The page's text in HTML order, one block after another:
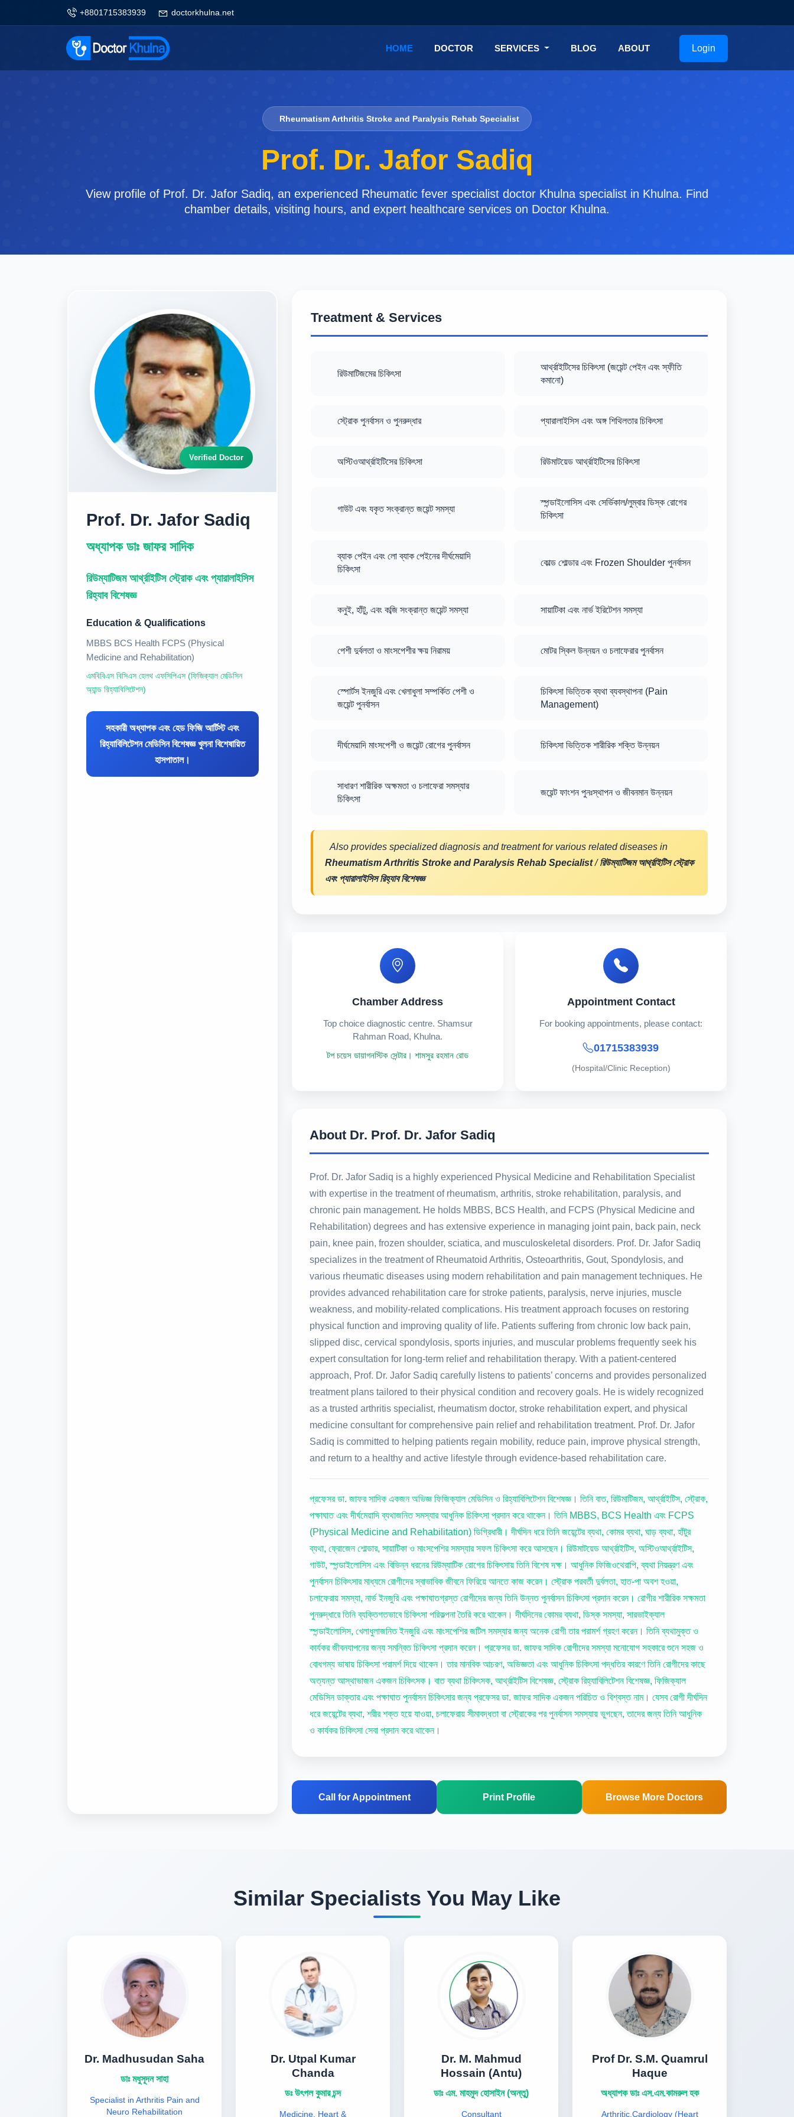
+8801715383939 doctorkhulna.net
HOME DOCTOR SERVICES BLOG ABOUT Login
Rheumatism Arthritis Stroke and Paralysis Rehab Specialist
Prof. Dr. Jafor Sadiq
View profile of Prof. Dr. Jafor Sadiq, an experienced Rheumatic fever specialist doctor Khulna specialist in Khulna. Find
chamber details, visiting hours, and expert healthcare services on Doctor Khulna.
Verified Doctor
Prof. Dr. Jafor Sadiq
অধ্যাপক ডাঃ জাফর সাদিক
রিউম্যাটিজম আর্থ্রাইটিস স্ট্রোক এবং প্যারালাইসিস
রিহ্যাব বিশেষজ্ঞ
Education & Qualifications
MBBS BCS Health FCPS (Physical
Medicine and Rehabilitation)
এমবিবিএস বিসিএস হেলথ এফসিপিএস (ফিজিক্যাল মেডিসিন
অ্যান্ড রিহ্যাবিলিটেশন)
সহকারী অধ্যাপক এবং হেড ফিজি আর্টিস্ট এবং
রিহ্যাবিলিটেশন মেডিসিন বিশেষজ্ঞ খুলনা বিশেষায়িত
হাসপাতাল।
Treatment & Services
রিউমাটিজমের চিকিৎসা
আর্থ্রাইটিসের চিকিৎসা (জয়েন্ট পেইন এবং স্ফীতি
কমানো)
স্ট্রোক পুনর্বাসন ও পুনরুদ্ধার প্যারালাইসিস এবং অঙ্গ শিথিলতার চিকিৎসা
অস্টিওআর্থ্রাইটিসের চিকিৎসা রিউমাটয়েড আর্থ্রাইটিসের চিকিৎসা
গাউট এবং যকৃত সংক্রান্ত জয়েন্ট সমস্যা
স্পন্ডাইলোসিস এবং সের্ভিকাল/লুম্বার ডিস্ক রোগের
চিকিৎসা
ব্যাক পেইন এবং লো ব্যাক পেইনের দীর্ঘমেয়াদি
চিকিৎসা
কোল্ড শোল্ডার এবং Frozen Shoulder পুনর্বাসন
কনুই, হাঁটু, এবং কব্জি সংক্রান্ত জয়েন্ট সমস্যা সায়াটিকা এবং নার্ভ ইরিটেশন সমস্যা
পেশী দুর্বলতা ও মাংসপেশীর ক্ষয় নিরাময় মোটর স্কিল উন্নয়ন ও চলাফেরার পুনর্বাসন
স্পোর্টস ইনজুরি এবং খেলাধুলা সম্পর্কিত পেশী ও
জয়েন্ট পুনর্বাসন
চিকিৎসা ভিত্তিক ব্যথা ব্যবস্থাপনা (Pain
Management)
দীর্ঘমেয়াদি মাংসপেশী ও জয়েন্ট রোগের পুনর্বাসন চিকিৎসা ভিত্তিক শারীরিক শক্তি উন্নয়ন
সাধারণ শারীরিক অক্ষমতা ও চলাফেরা সমস্যার
চিকিৎসা
জয়েন্ট ফাংশন পুনঃস্থাপন ও জীবনমান উন্নয়ন
Also provides specialized diagnosis and treatment for various related diseases in
Rheumatism Arthritis Stroke and Paralysis Rehab Specialist/রিউম্যাটিজম আর্থ্রাইটিস স্ট্রোক
এবং প্যারালাইসিস রিহ্যাব বিশেষজ্ঞ
Chamber Address
Top choice diagnostic centre. Shamsur
Rahman Road, Khulna.
টপ চয়েস ডায়াগনস্টিক সেন্টার। শামসুর রহমান রোড
Appointment Contact
For booking appointments, please contact:
01715383939
(Hospital/Clinic Reception)
About Dr. Prof. Dr. Jafor Sadiq
Prof. Dr. Jafor Sadiq is a highly experienced Physical Medicine and Rehabilitation Specialist
with expertise in the treatment of rheumatism, arthritis, stroke rehabilitation, paralysis, and
chronic pain management. He holds MBBS, BCS Health, and FCPS (Physical Medicine and
Rehabilitation) degrees and has extensive experience in managing joint pain, back pain, neck
pain, knee pain, frozen shoulder, sciatica, and musculoskeletal disorders. Prof. Dr. Jafor Sadiq
specializes in the treatment of Rheumatoid Arthritis, Osteoarthritis, Gout, Spondylosis, and
various rheumatic diseases using modern rehabilitation and pain management techniques. He
provides advanced rehabilitation care for stroke patients, paralysis, nerve injuries, muscle
weakness, and mobility-related complications. His treatment approach focuses on restoring
physical function and improving quality of life. Patients suffering from chronic low back pain,
slipped disc, cervical spondylosis, sports injuries, and muscular problems frequently seek his
expert consultation for long-term relief and rehabilitation therapy. With a patient-centered
approach, Prof. Dr. Jafor Sadiq carefully listens to patients’ concerns and provides personalized
treatment plans tailored to their physical condition and recovery goals. He is widely recognized
as a trusted arthritis specialist, rheumatism doctor, stroke rehabilitation expert, and physical
medicine consultant for comprehensive pain relief and rehabilitation treatment. Prof. Dr. Jafor
Sadiq is committed to helping patients regain mobility, reduce pain, improve physical strength,
and return to a healthy and active lifestyle through evidence-based rehabilitation care.
প্রফেসর ডা. জাফর সাদিক একজন অভিজ্ঞ ফিজিক্যাল মেডিসিন ও রিহ্যাবিলিটেশন বিশেষজ্ঞ। তিনি বাত, রিউমাটিজম, আর্থ্রাইটিস, স্ট্রোক,
পক্ষাঘাত এবং দীর্ঘমেয়াদি ব্যথাজনিত সমস্যার আধুনিক চিকিৎসা প্রদান করে থাকেন। তিনি MBBS, BCS Health এবং FCPS
(Physical Medicine and Rehabilitation) ডিগ্রিধারী। দীর্ঘদিন ধরে তিনি জয়েন্টের ব্যথা, কোমর ব্যথা, ঘাড় ব্যথা, হাঁটুর
ব্যথা, ফ্রোজেন শোল্ডার, সায়াটিকা ও মাংসপেশির সমস্যার সফল চিকিৎসা করে আসছেন। রিউমাটয়েড আর্থ্রাইটিস, অস্টিওআর্থ্রাইটিস,
গাউট, স্পন্ডাইলোসিস এবং বিভিন্ন ধরনের রিউম্যাটিক রোগের চিকিৎসায় তিনি বিশেষ দক্ষ। আধুনিক ফিজিওথেরাপি, ব্যথা নিয়ন্ত্রণ এবং
পুনর্বাসন চিকিৎসার মাধ্যমে রোগীদের স্বাভাবিক জীবনে ফিরিয়ে আনতে কাজ করেন। স্ট্রোক পরবর্তী দুর্বলতা, হাত-পা অবশ হওয়া,
চলাফেরায় সমস্যা, নার্ভ ইনজুরি এবং পক্ষাঘাতগ্রস্ত রোগীদের জন্য তিনি উন্নত পুনর্বাসন চিকিৎসা প্রদান করেন। রোগীর শারীরিক সক্ষমতা
পুনরুদ্ধারে তিনি ব্যক্তিগতভাবে চিকিৎসা পরিকল্পনা তৈরি করে থাকেন। দীর্ঘদিনের কোমর ব্যথা, ডিস্ক সমস্যা, সারভাইক্যাল
স্পন্ডাইলোসিস, খেলাধুলাজনিত ইনজুরি এবং মাংসপেশির জটিল সমস্যার জন্য অনেক রোগী তার পরামর্শ গ্রহণ করেন। তিনি ব্যথামুক্ত ও
কার্যকর জীবনযাপনের জন্য সমন্বিত চিকিৎসা প্রদান করেন। প্রফেসর ডা. জাফর সাদিক রোগীদের সমস্যা মনোযোগ সহকারে শুনে সহজ ও
বোধগম্য ভাষায় চিকিৎসা পরামর্শ দিয়ে থাকেন। তার মানবিক আচরণ, অভিজ্ঞতা এবং আধুনিক চিকিৎসা পদ্ধতির কারণে তিনি রোগীদের কাছে
অত্যন্ত আস্থাভাজন একজন চিকিৎসক। বাত ব্যথা চিকিৎসক, আর্থ্রাইটিস বিশেষজ্ঞ, স্ট্রোক রিহ্যাবিলিটেশন বিশেষজ্ঞ, ফিজিক্যাল
মেডিসিন ডাক্তার এবং পক্ষাঘাত পুনর্বাসন চিকিৎসার জন্য প্রফেসর ডা. জাফর সাদিক একজন পরিচিত ও বিশ্বস্ত নাম। যেসব রোগী দীর্ঘদিন
ধরে জয়েন্টের ব্যথা, শরীর শক্ত হয়ে যাওয়া, চলাফেরায় সীমাবদ্ধতা বা স্ট্রোকের পর পুনর্বাসন সমস্যায় ভুগছেন, তাদের জন্য তিনি আধুনিক
ও কার্যকর চিকিৎসা সেবা প্রদান করে থাকেন।
Call for Appointment Print Profile Browse More Doctors
Similar Specialists You May Like
Dr. Madhusudan Saha
ডাঃ মধুসূদন সাহা
Specialist in Arthritis Pain and
Neuro Rehabilitation
Dr. Utpal Kumar
Chanda
ডঃ উৎপল কুমার চন্দ
Medicine, Heart &
Dr. M. Mahmud
Hossain (Antu)
ডাঃ এম. মাহমুদ হোসাইন (অন্তু)
Consultant
Prof Dr. S.M. Quamrul
Haque
অধ্যাপক ডাঃ এস.এম.কামরুল হক
Arthritic,Cardiology (Heart